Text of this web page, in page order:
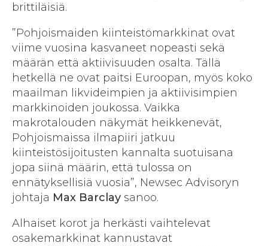
brittiläisiä.
”Pohjoismaiden kiinteistömarkkinat ovat
viime vuosina kasvaneet nopeasti sekä
määrän että aktiivisuuden osalta. Tällä
hetkellä ne ovat paitsi Euroopan, myös koko
maailman likvideimpien ja aktiivisimpien
markkinoiden joukossa. Vaikka
makrotalouden näkymät heikkenevät,
Pohjoismaissa ilmapiiri jatkuu
kiinteistösijoitusten kannalta suotuisana
jopa siinä määrin, että tulossa on
ennätyksellisiä vuosia”, Newsec Advisoryn
johtaja Max Barclay sanoo.
Alhaiset korot ja herkästi vaihtelevat
osakemarkkinat kannustavat